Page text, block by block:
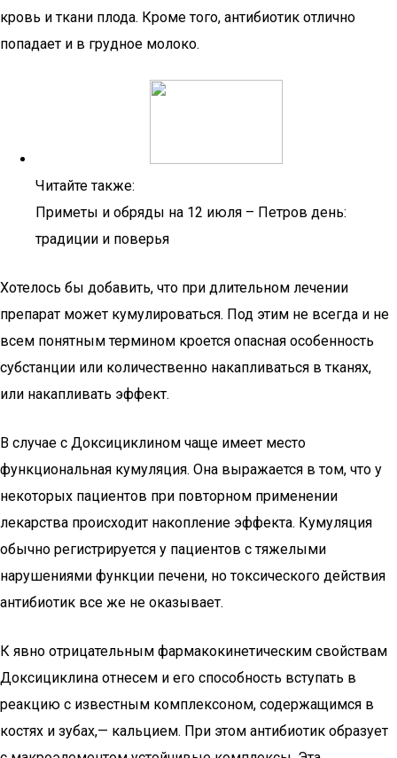
кровь и ткани плода. Кроме того, антибиотик отлично
попадает и в грудное молоко.
Читайте также:
Приметы и обряды на 12 июля – Петров день:
традиции и поверья
Хотелось бы добавить, что при длительном лечении
препарат может кумулироваться. Под этим не всегда и не
всем понятным термином кроется опасная особенность
субстанции или количественно накапливаться в тканях,
или накапливать эффект.
В случае с Доксициклином чаще имеет место
функциональная кумуляция. Она выражается в том, что у
некоторых пациентов при повторном применении
лекарства происходит накопление эффекта. Кумуляция
обычно регистрируется у пациентов с тяжелыми
нарушениями функции печени, но токсического действия
антибиотик все же не оказывает.
К явно отрицательным фармакокинетическим свойствам
Доксициклина отнесем и его способность вступать в
реакцию с известным комплексоном, содержащимся в
костях и зубах,— кальцием. При этом антибиотик образует